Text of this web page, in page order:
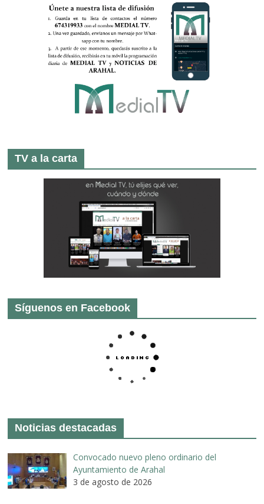
TV a la carta
Síguenos en Facebook
Noticias destacadas
Convocado nuevo pleno ordinario del
Ayuntamiento de Arahal
3 de agosto de 2026